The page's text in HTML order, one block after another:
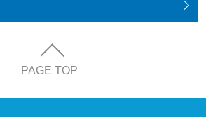
PAGE TOP